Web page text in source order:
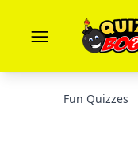
Fun Quizzes